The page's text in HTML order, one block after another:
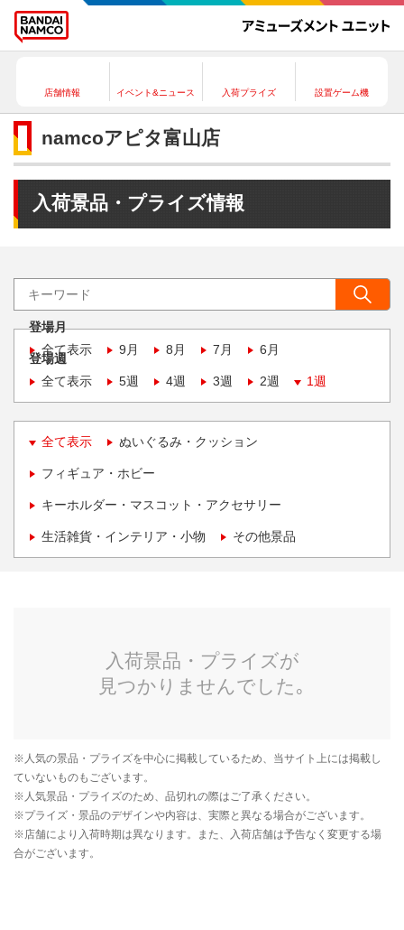
店舗情報 イベント&ニュース 入荷プライズ 設置ゲーム機
namcoアピタ富山店
入荷景品・プライズ情報
登場月
全て表示
9月 8月 7月 6月
登場週
全て表示
5週 4週 3週 2週 1週
全て表示 ぬいぐるみ・クッション
フィギュア・ホビー
キーホルダー・マスコット・アクセサリー
生活雑貨・インテリア・小物 その他景品